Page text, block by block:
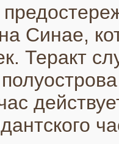
Синае,
Теракт